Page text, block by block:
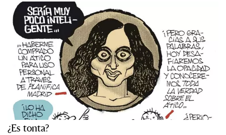
¿Es tonta?